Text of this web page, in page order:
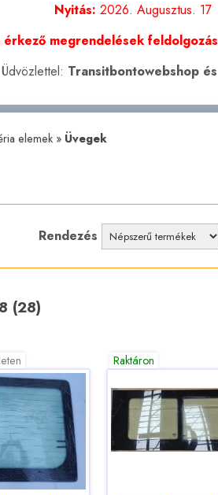
Nyitás: 2026. Augusztus. 17
megrendelések
Üdvözlettel: Transitbontowebshop
elemek» Üvegek
Rendezés
(28)
Raktáron